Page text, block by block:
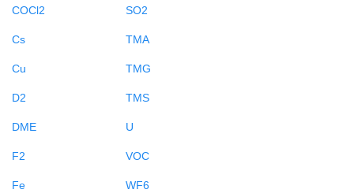
COCl2
Cs
Cu
D2
DME
F2
Fe
SO2
TMA
TMG
TMS
U
VOC
WF6